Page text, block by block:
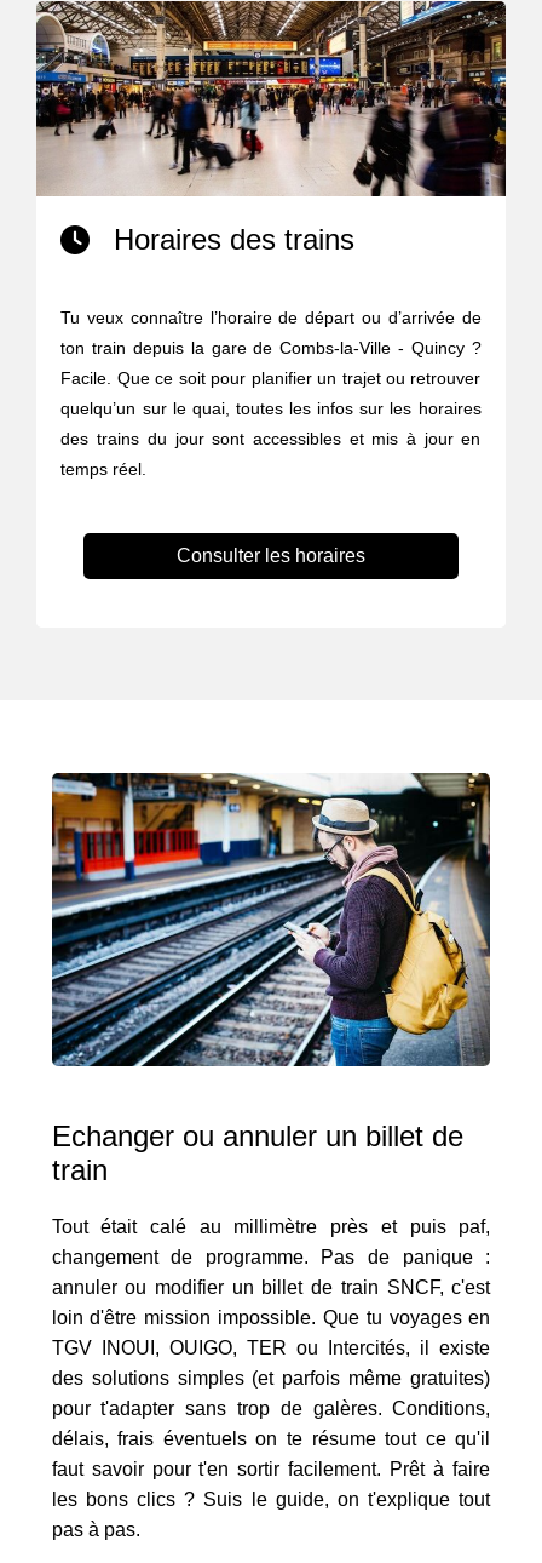
Horaires des trains
Tu veux connaître l’horaire de départ ou d’arrivée de
ton train depuis la gare de Combs-la-Ville - Quincy ?
Facile. Que ce soit pour planifier un trajet ou retrouver
quelqu’un sur le quai, toutes les infos sur les horaires
des trains du jour sont accessibles et mis à jour en
temps réel.
Consulter les horaires
Echanger ou annuler un billet de
train
Tout était calé au millimètre près et puis paf,
changement de programme. Pas de panique :
annuler ou modifier un billet de train SNCF, c'est
loin d'être mission impossible. Que tu voyages en
TGV INOUI, OUIGO, TER ou Intercités, il existe
des solutions simples (et parfois même gratuites)
pour t'adapter sans trop de galères. Conditions,
délais, frais éventuels on te résume tout ce qu'il
faut savoir pour t'en sortir facilement. Prêt à faire
les bons clics ? Suis le guide, on t'explique tout
pas à pas.